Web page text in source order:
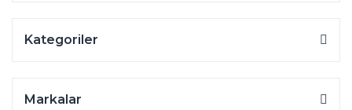
Kategoriler
Markalar